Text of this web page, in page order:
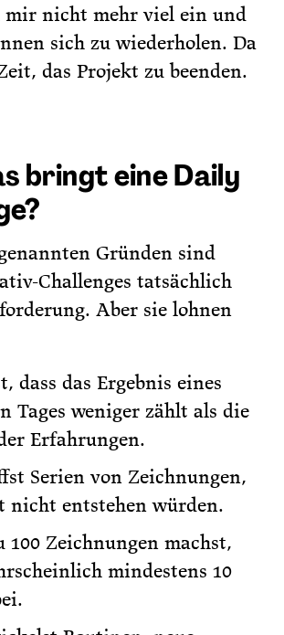
mir nicht mehr viel ein und
sich zu wiederholen. Da
das Projekt zu beenden.
bringt eine Daily
Gründen sind
Challenges tatsächlich
Aber sie lohnen
dass das Ergebnis eines
Tages weniger zählt als die
Erfahrungen.
Serien von Zeichnungen,
nicht entstehen würden.
100 Zeichnungen machst,
mindestens 10